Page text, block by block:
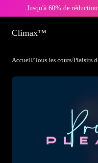
Jusqu'à 60% de
Climax™
Accueil/Tous les cours/Plaisirs